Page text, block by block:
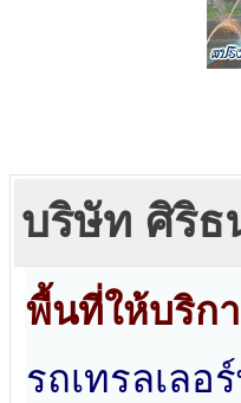
บริษัท ศิริธ
พื้นที่ให้บริก
รถเทรลเลอ